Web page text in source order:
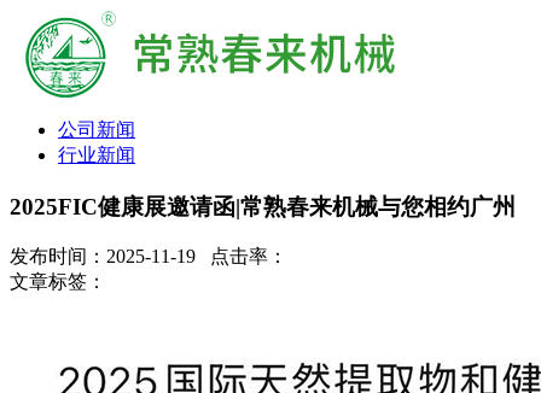
公司新闻
行业新闻
2025FIC健康展邀请函|常熟春来机械与您相约广州
发布时间：2025-11-19 点击率：
文章标签：